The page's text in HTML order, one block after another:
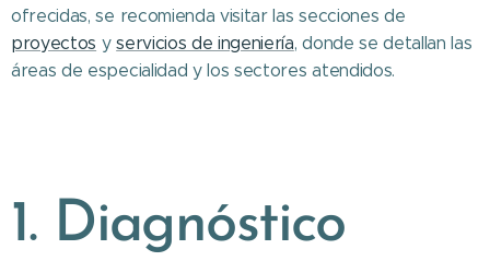
ofrecidas, se recomienda visitar las secciones de
proyectos yservicios de ingeniería, donde se detallan las
áreas de especialidad y los sectores atendidos.
1. Diagnóstico